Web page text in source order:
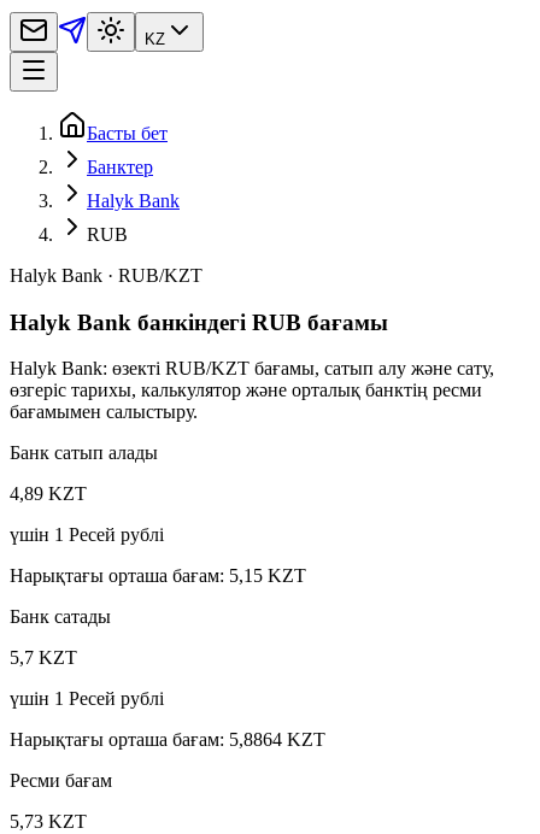
KZ
Басты бет
Банктер
Halyk Bank
RUB
Halyk Bank · RUB/KZT
Halyk Bank банкіндегі RUB бағамы
Halyk Bank: өзекті RUB/KZT бағамы, сатып алу және сату,
өзгеріс тарихы, калькулятор және орталық банктің ресми
бағамымен салыстыру.
Банк сатып алады
4,89 KZT
үшін 1 Ресей рублі
Нарықтағы орташа бағам: 5,15 KZT
Банк сатады
5,7 KZT
үшін 1 Ресей рублі
Нарықтағы орташа бағам: 5,8864 KZT
Ресми бағам
5,73 KZT